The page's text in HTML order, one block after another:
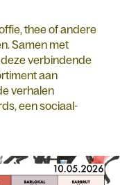
thee of andere
Samen met
verbindende
aan
verhalen
een sociaal-